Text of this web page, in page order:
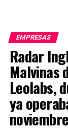
EMPRESAS
Radar
Malvinas
Leolabs,
ya